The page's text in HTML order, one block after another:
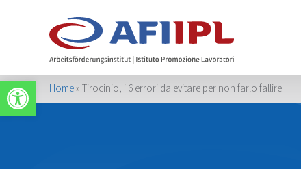
Werkzeugleiste öffnenHome»Tirocinio, i 6 errori da evitare per non farlo fallire